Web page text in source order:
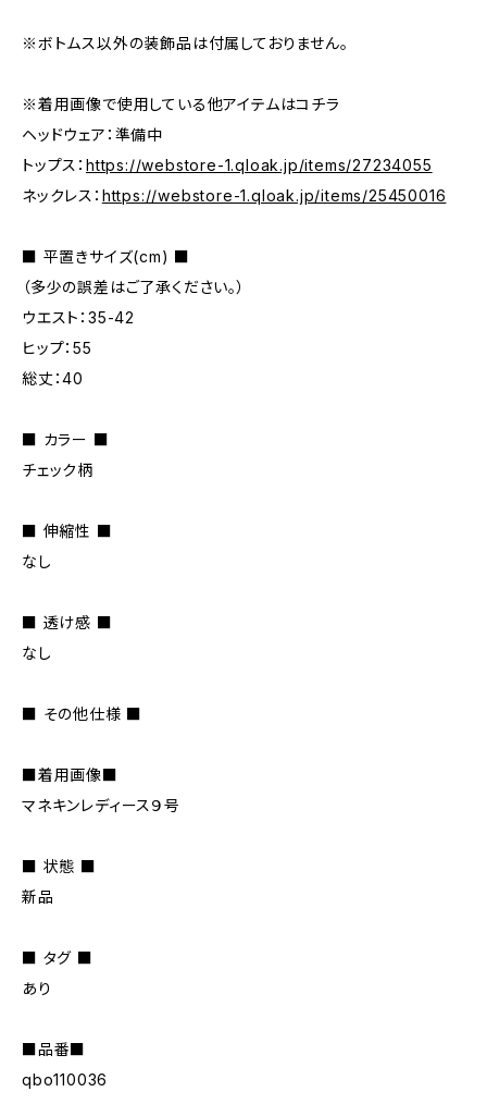
※ボトムス以外の装飾品は付属しておりません。
※着用画像で使用している他アイテムはコチラ
ヘッドウェア：準備中
トップス： https://webstore-1.qloak.jp/items/27234055
ネックレス： https://webstore-1.qloak.jp/items/25450016
■ 平置きサイズ(cm) ■
（多少の誤差はご了承ください。）
ウエスト：35-42
ヒップ：55
総丈：40
■ カラー ■
チェック柄
■ 伸縮性 ■
なし
■ 透け感 ■
なし
■ その他仕様 ■
■着用画像■
マネキンレディース９号
■ 状態 ■
新品
■ タグ ■
あり
■品番■
qbo110036